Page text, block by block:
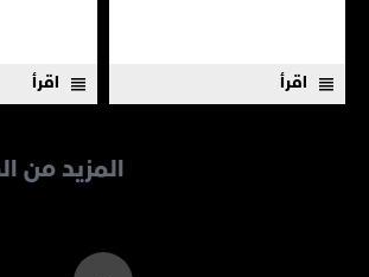
اقرأ اقرأ
المزيد من